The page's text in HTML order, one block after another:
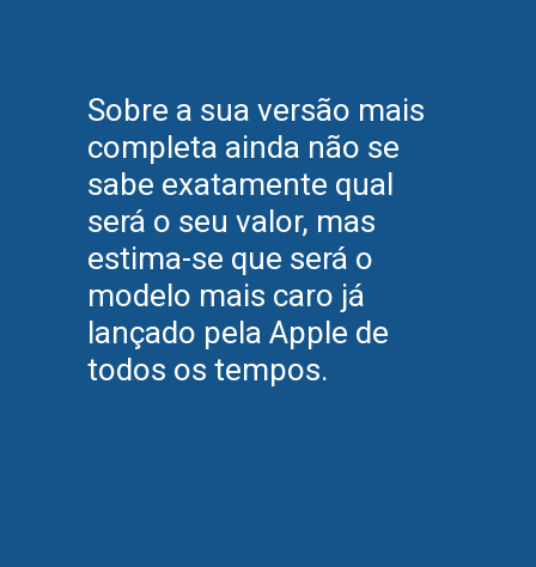
Sobre a sua versão mais
completa ainda não se
sabe exatamente qual
será o seu valor, mas
estima-se que será o
modelo mais caro já
lançado pela Apple de
todos os tempos.